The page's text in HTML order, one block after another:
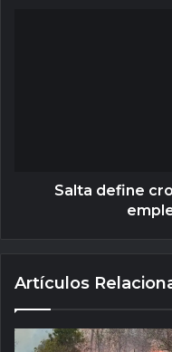
Salta define
Artículos